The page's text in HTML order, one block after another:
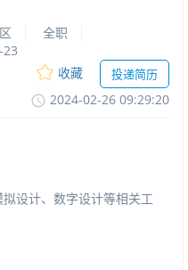
全职
收藏
投递简历
2024-02-2609:29:20
设计、数字设计等相关工